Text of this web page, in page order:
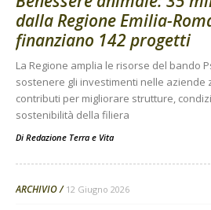
dalla Regione Emilia-
finanziano 142 progetti
La Regione amplia le risorse del bando
sostenere gli investimenti nelle aziende
contributi per migliorare strutture,
sostenibilità della filiera
Di Redazione Terra e Vita
ARCHIVIO 12 Giugno 2026